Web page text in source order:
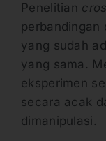
Penelitian
perbandingan
yang sudah
yang sama.
eksperimen
secara acak
dimanipulasi.